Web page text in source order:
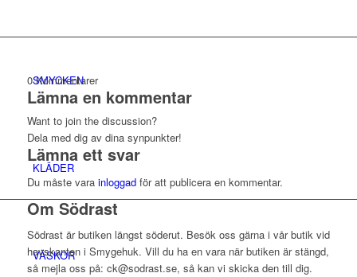
SMYCKEN
KLÄDER
VÄSKOR
0 Kommentarer
Lämna en kommentar
Want to join the discussion?
Dela med dig av dina synpunkter!
Lämna ett svar
Du måste vara inloggadför att publicera en kommentar.
Om Södrast
Södrast är butiken längst söderut. Besök oss gärna i vår butik vid
havskanten i Smygehuk. Vill du ha en vara när butiken är stängd,
så mejla oss på: ck@sodrast.se, så kan vi skicka den till dig.